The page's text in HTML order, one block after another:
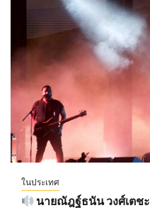
ในประเทศ
นายณัฎฐ์ธนัน วงศ์เตช